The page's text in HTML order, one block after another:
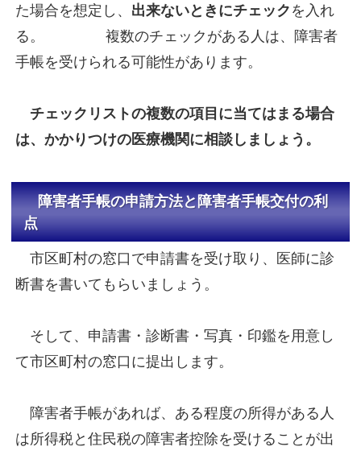
た場合を想定し、 出来ないときにチェックを入れ
る。
複数のチェックがある人は、障害者
手帳を受けられる可能性があります。
チェックリストの複数の項目に当てはまる場合
は、かかりつけの医療機関に相談しましょう。
障害者手帳の申請方法と障害者手帳交付の利
点
市区町村の窓口で申請書を受け取り、医師に診
断書を書いてもらいましょう。
そして、申請書・診断書・写真・印鑑を用意し
て市区町村の窓口に提出します。
障害者手帳があれば、ある程度の所得がある人
は所得税と住民税の障害者控除を受けることが出